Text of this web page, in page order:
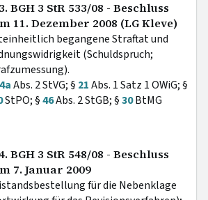
BGH 3 StR 533/08 - Beschluss
11. Dezember 2008 (LG Kleve)
begangene Straftat und
(Schuldspruch;
Abs. 2 StVG; § 21Abs. 1 Satz 1 OWiG; §
StPO; §46Abs. 2 StGB; §30BtMG
BGH 3 StR 548/08 - Beschluss
7. Januar 2009
für die Nebenklage